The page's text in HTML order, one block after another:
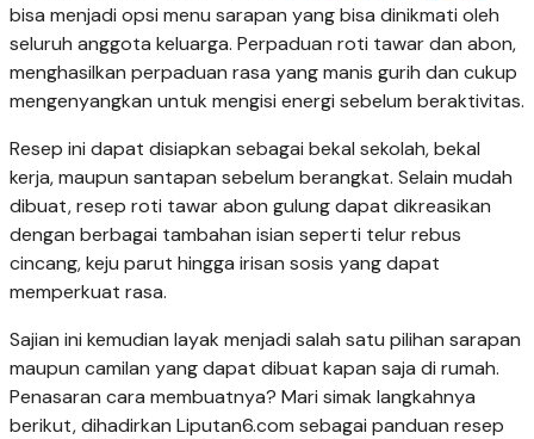
bisa menjadi opsi menu sarapan yang bisa dinikmati oleh
seluruh anggota keluarga. Perpaduan roti tawar dan abon,
menghasilkan perpaduan rasa yang manis gurih dan cukup
mengenyangkan untuk mengisi energi sebelum beraktivitas.
Resep ini dapat disiapkan sebagai bekal sekolah, bekal
kerja, maupun santapan sebelum berangkat. Selain mudah
dibuat, resep roti tawar abon gulung dapat dikreasikan
dengan berbagai tambahan isian seperti telur rebus
cincang, keju parut hingga irisan sosis yang dapat
memperkuat rasa.
Sajian ini kemudian layak menjadi salah satu pilihan sarapan
maupun camilan yang dapat dibuat kapan saja di rumah.
Penasaran cara membuatnya? Mari simak langkahnya
berikut, dihadirkan Liputan6.com sebagai panduan resep